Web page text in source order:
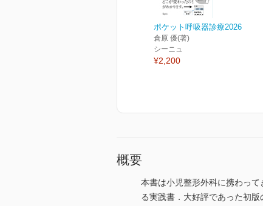
ポケット呼吸器診療2026
倉原 優(著)
シーニュ
¥2,200
概要
本書は小児整形外科に携わっ
る実践書．大好評であった初